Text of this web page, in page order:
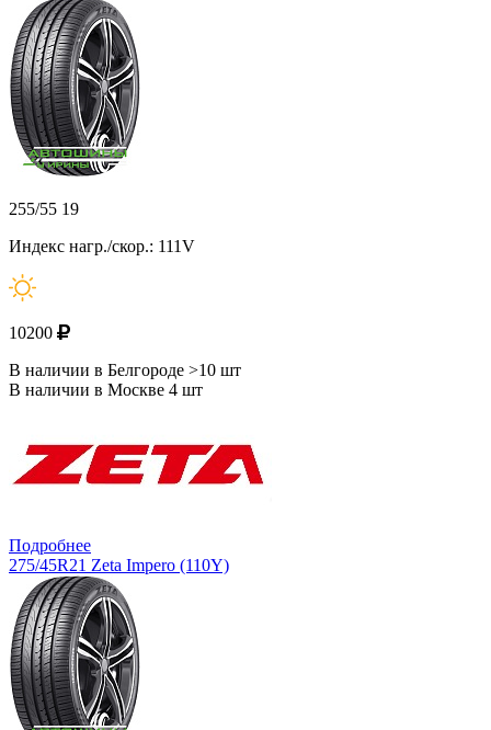
255/55 19
Индекс нагр./скор.: 111V
10200
В наличии в Белгороде >10 шт
В наличии в Москве 4 шт
Подробнее
275/45R21 Zeta Impero (110Y)